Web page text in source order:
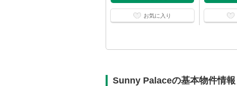
お気に入り
Sunny Palaceの基本物件情報